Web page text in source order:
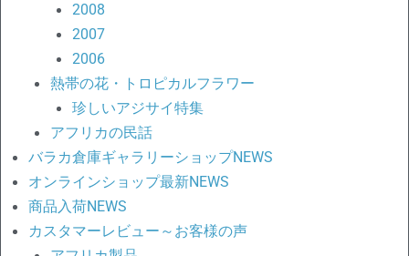
2008
2007
2006
熱帯の花・トロピカルフラワー
珍しいアジサイ特集
アフリカの民話
バラカ倉庫ギャラリーショップNEWS
オンラインショップ最新NEWS
商品入荷NEWS
カスタマーレビュー～お客様の声